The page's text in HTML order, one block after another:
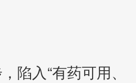
入“有药可用、